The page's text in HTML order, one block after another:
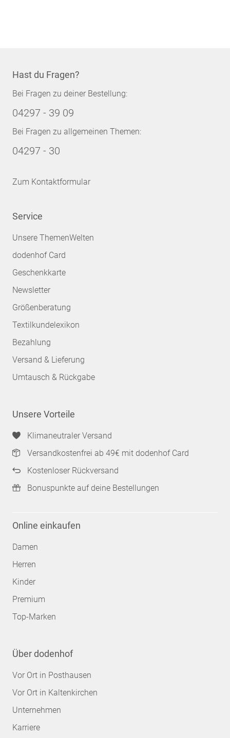
Hast du Fragen?
Bei Fragen zu deiner Bestellung:
04297 - 39 09
Bei Fragen zu allgemeinen Themen:
04297 - 30
Zum Kontaktformular
Service
Unsere ThemenWelten
dodenhof Card
Geschenkkarte
Newsletter
Größenberatung
Textilkundelexikon
Bezahlung
Versand & Lieferung
Umtausch & Rückgabe
Unsere Vorteile
Klimaneutraler Versand
Versandkostenfrei ab 49€ mit dodenhof Card
Kostenloser Rückversand
Bonuspunkte auf deine Bestellungen
Online einkaufen
Damen
Herren
Kinder
Premium
Top-Marken
Über dodenhof
Vor Ort in Posthausen
Vor Ort in Kaltenkirchen
Unternehmen
Karriere